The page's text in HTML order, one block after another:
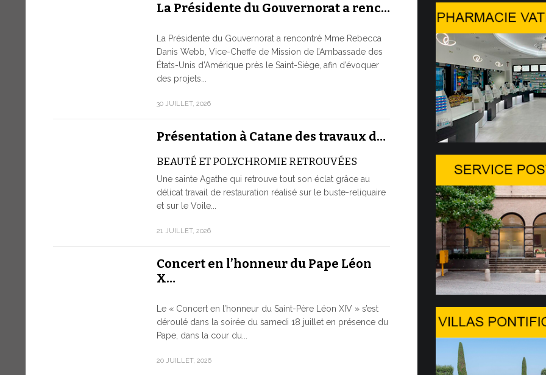
La Présidente du Gouvernorat a renc…
La Présidente du Gouvernorat a rencontré Mme Rebecca
Danis Webb, Vice-Cheffe de Mission de l’Ambassade des
États-Unis d’Amérique près le Saint-Siège, afin d’évoquer
des projets...
30 JUILLET, 2026
Présentation à Catane des travaux d…
BEAUTÉ ET POLYCHROMIE RETROUVÉES
Une sainte Agathe qui retrouve tout son éclat grâce au
délicat travail de restauration réalisé sur le buste-reliquaire
et sur le Voile...
21 JUILLET, 2026
Concert en l’honneur du Pape Léon
X…
Le « Concert en l’honneur du Saint-Père Léon XIV » s’est
déroulé dans la soirée du samedi 18 juillet en présence du
Pape, dans la cour du...
20 JUILLET, 2026
Table
Moment
ronde...
Genèv…
LA
À L’ÈRE
Dans le
Genève,
9 JUILLET, 2026
Le
et…
LE